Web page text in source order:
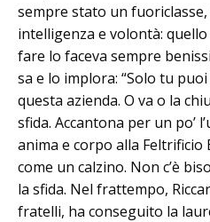
sempre stato un
intelligenza e volontà:
fare lo faceva sempre
sa e lo implora: “Solo tu
questa azienda. O va o la
sfida. Ac­can­tona per un po’
anima e corpo alla Feltrificio
come un calzino. Non c’è
la sfida. Nel frattempo,
fratelli, ha conseguito la